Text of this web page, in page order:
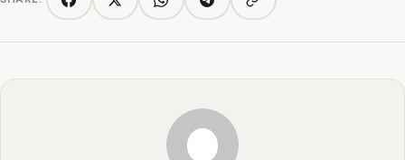
FacebookTwitter/XWhatsAppTelegramCopy link